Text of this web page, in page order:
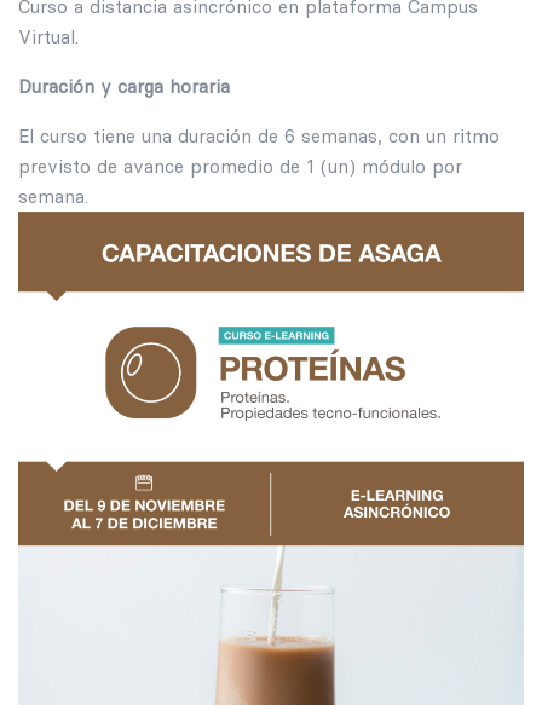
Curso a distancia asincrónico en plataforma Campus
Virtual.
Duración y carga horaria
El curso tiene una duración de 6 semanas, con un ritmo
previsto de avance promedio de 1 (un) módulo por
semana.